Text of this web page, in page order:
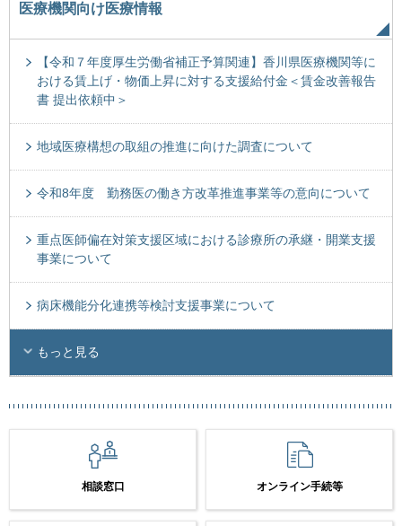
医療機関向け医療情報
【令和７年度厚生労働省補正予算関連】香川県医療機関等に
おける賃上げ・物価上昇に対する支援給付金＜賃金改善報告
書 提出依頼中＞
地域医療構想の取組の推進に向けた調査について
令和8年度 勤務医の働き方改革推進事業等の意向について
重点医師偏在対策支援区域における診療所の承継・開業支援
事業について
病床機能分化連携等検討支援事業について
もっと見る
相談窓口 オンライン手続等